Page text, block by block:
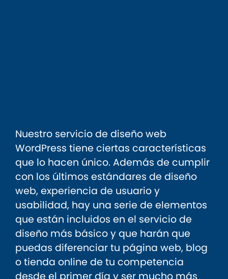
Nuestro servicio de diseño web
WordPress tiene ciertas características
que lo hacen único. Además de cumplir
con los últimos estándares de diseño
web, experiencia de usuario y
usabilidad, hay una serie de elementos
que están incluidos en el servicio de
diseño más básico y que harán que
puedas diferenciar tu página web, blog
o tienda online de tu competencia
desde el primer día y ser mucho más